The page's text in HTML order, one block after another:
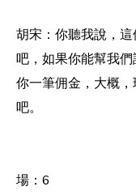
胡宋：你聽我說，
吧，如果你能幫我
你一筆佣金，大概
吧。
場：6